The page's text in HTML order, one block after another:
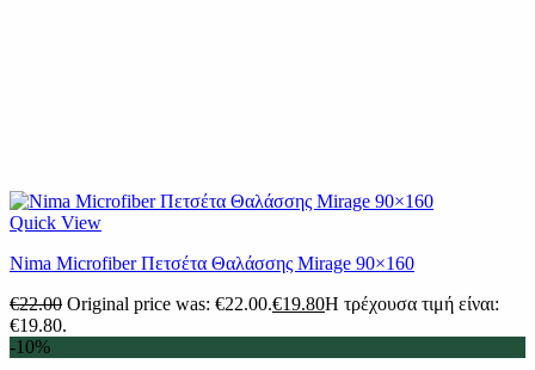
Quick View
Nima Microfiber Πετσέτα Θαλάσσης Mirage 90×160
€22.00 Original price was: €22.00.€19.80Η τρέχουσα τιμή είναι:
€19.80.
-10%